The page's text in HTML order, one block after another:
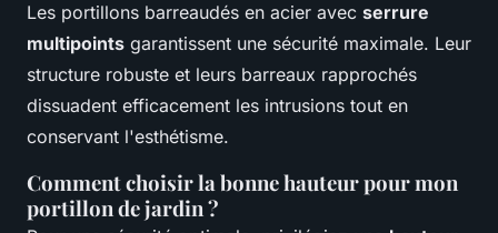
Les portillons barreaudés en acier avec serrure
multipoints garantissent une sécurité maximale. Leur
structure robuste et leurs barreaux rapprochés
dissuadent efficacement les intrusions tout en
conservant l'esthétisme.
Comment choisir la bonne hauteur pour mon
portillon de jardin ?